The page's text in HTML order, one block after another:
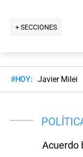
+ SECCIONES
#HOY: Javier Milei
Acuerdo